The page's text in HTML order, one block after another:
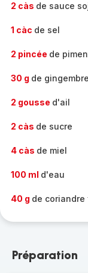
2 càs de sauce
1 càc de sel
2 pincée de
30 g de gingembre
2 gousse d'ail
2 càs de sucre
4 càs de miel
100 ml d'eau
40 g de coriandre
Préparation